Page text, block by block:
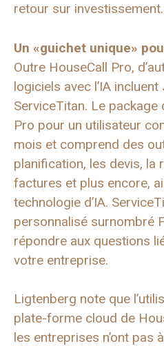
retour sur investissement.
Un «guichet unique»
Outre HouseCall Pro,
logiciels avec l’IA
ServiceTitan. Le package
Pro pour un utilisateur
mois et comprend des
planification, les devis, la
factures et plus encore,
technologie d’IA.
personnalisé surnombré
répondre aux questions
votre entreprise.
Ligtenberg note que
plate-forme cloud de
les entreprises n’ont pas